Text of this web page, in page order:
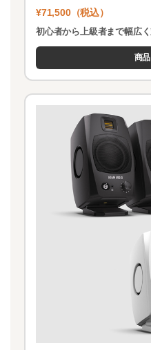
¥71,500（税込）
初心者から上級者まで幅広く
商